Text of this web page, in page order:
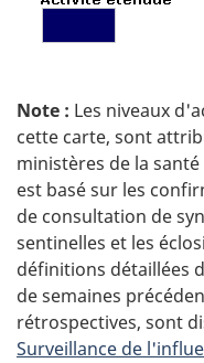
Note : Les niveaux
cette carte, sont
ministères de la
est basé sur les
de consultation de
sentinelles et les
définitions détaillées
de semaines
rétrospectives, sont
Surveillance de